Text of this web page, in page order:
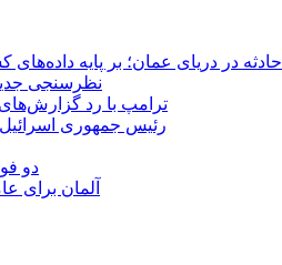
حادثه در دریای عمان؛ بر پایه
نظرسنجی
ترامپ با رد گزارش‌های
رئیس‌ جمهوری
دو
آلمان برای